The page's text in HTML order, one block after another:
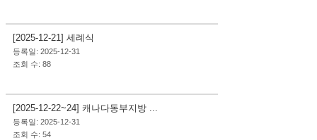
[2025-12-21] 세례식
등록일: 2025-12-31
조회 수: 88
[2025-12-22~24] 캐나다동부지방 ...
등록일: 2025-12-31
조회 수: 54